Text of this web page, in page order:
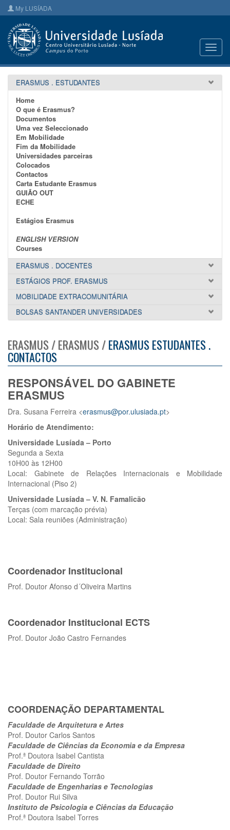
My LUSÍADA
ERASMUS . ESTUDANTES
Home
O que é Erasmus?
Documentos
Uma vez Seleccionado
Em Mobilidade
Fim da Mobilidade
Universidades parceiras
Colocados
Contactos
Carta Estudante Erasmus
GUIÃO OUT
ECHE
Estágios Erasmus
ENGLISH VERSION
Courses
ERASMUS . DOCENTES
ESTÁGIOS PROF. ERASMUS
MOBILIDADE EXTRACOMUNITÁRIA
BOLSAS SANTANDER UNIVERSIDADES
ERASMUS / ERASMUS /ERASMUS ESTUDANTES .
CONTACTOS
RESPONSÁVEL DO GABINETE
ERASMUS
Dra. Susana Ferreira <erasmus@por.ulusiada.pt>
Horário de Atendimento:
Universidade Lusíada – Porto
Segunda a Sexta
10H00 às 12H00
Local: Gabinete de Relações Internacionais e Mobilidade
Internacional (Piso 2)
Universidade Lusíada – V. N. Famalicão
Terças (com marcação prévia)
Local: Sala reuniões (Administração)
Coordenador Institucional
Prof. Doutor Afonso d´Oliveira Martins
Coordenador Institucional ECTS
Prof. Doutor João Castro Fernandes
COORDENAÇÃO DEPARTAMENTAL
Faculdade de Arquitetura e Artes
Prof. Doutor Carlos Santos
Faculdade de Ciências da Economia e da Empresa
Prof.ª Doutora Isabel Cantista
Faculdade de Direito
Prof. Doutor Fernando Torrão
Faculdade de Engenharias e Tecnologias
Prof. Doutor Rui Silva
Instituto de Psicologia e Ciências da Educação
Prof.ª Doutora Isabel Torres